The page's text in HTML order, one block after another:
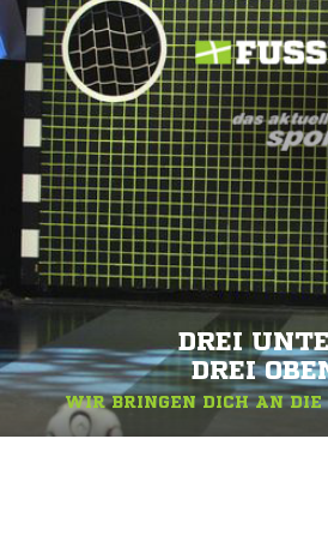
DREI
DREI
WIR BRINGEN DICH AN DIE